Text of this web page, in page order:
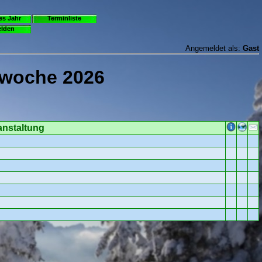
Jahr
Terminliste
Angemeldet als: Gast
2026